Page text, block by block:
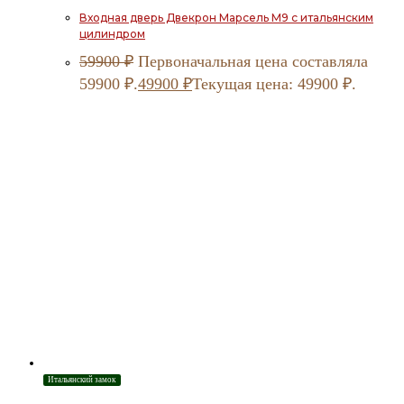
Входная дверь Двекрон Марсель М9 с итальянским
цилиндром
59900₽ Первоначальная цена составляла
59900 ₽.49900 ₽Текущая цена: 49900 ₽.
Итальянский замок